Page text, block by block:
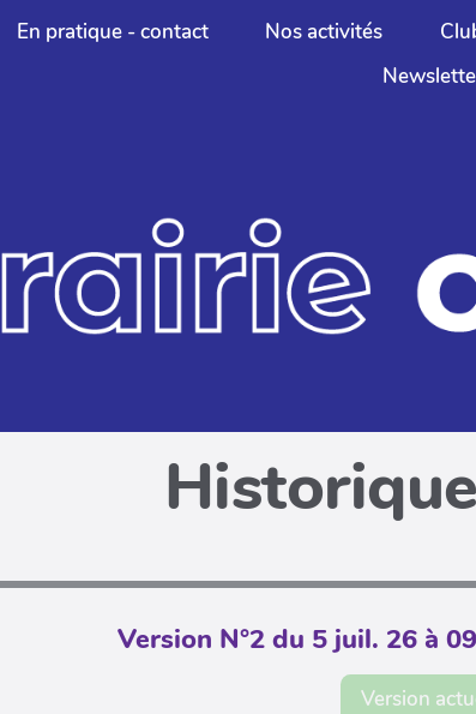
En pratique - contact Nos activités
Version N°2 du 5 juil. 26 à
Version